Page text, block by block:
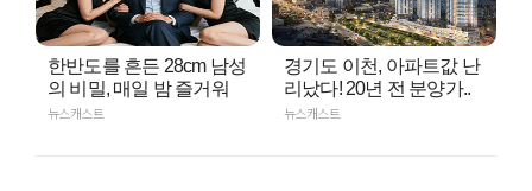
한반도를 흔든 28cm 남성
의 비밀, 매일 밤 즐거워
뉴스캐스트
경기도 이천, 아파트값 난
리났다! 20년 전 분양가..
뉴스캐스트